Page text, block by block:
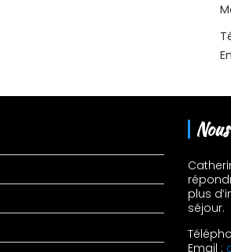
plus
séjour.
Email :